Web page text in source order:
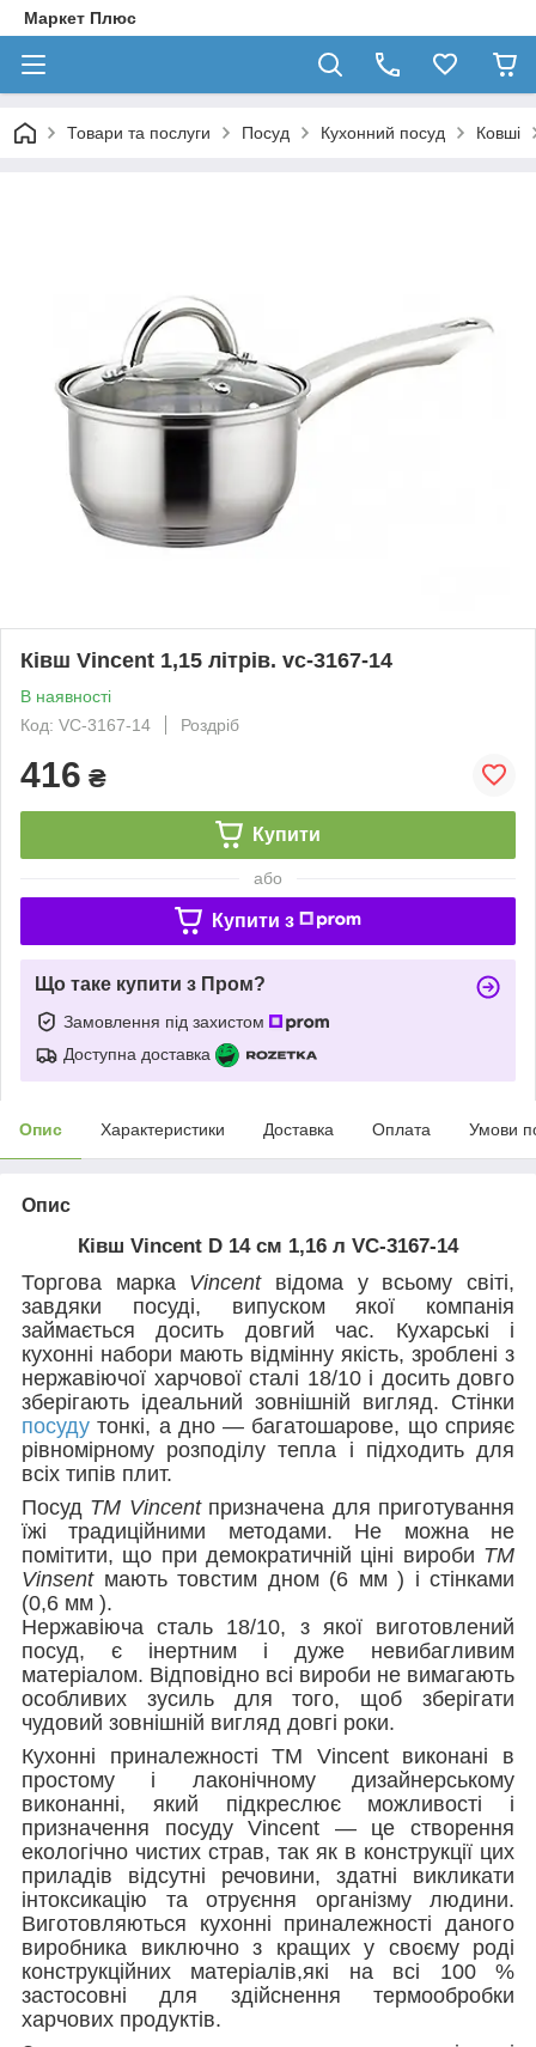
Маркет Плюс
Товари та послуги Посуд Кухонний посуд Ковші
Ківш Vincent 1,15 літрів. vc-3167-14
В наявності
Код: VC-3167-14
Роздріб
416 ₴
Купити
або
Купити з
Що таке купити з Пром?
Замовлення під захистом
Доступна доставка
Опис Характеристики Доставка Оплата Умови
Опис
Ківш Vincent D 14 см 1,16 л VC-3167-14
Торгова марка Vincentвідома у всьому світі,
завдяки посуді, випуском якої компанія
займається досить довгий час. Кухарські і
кухонні набори мають відмінну якість, зроблені з
нержавіючої харчової сталі 18/10 і досить довго
зберігають ідеальний зовнішній вигляд. Стінки
посуду тонкі, а дно — багатошарове, що сприяє
рівномірному розподілу тепла і підходить для
всіх типів плит.
Посуд ТМ Vincentпризначена для приготування
їжі традиційними методами. Не можна не
помітити, що при демократичній ціні вироби ТМ
Vinsentмають товстим дном (6 мм ) і стінками
(0,6 мм ).
Нержавіюча сталь 18/10, з якої виготовлений
посуд, є інертним і дуже невибагливим
матеріалом. Відповідно всі вироби не вимагають
особливих зусиль для того, щоб зберігати
чудовий зовнішній вигляд довгі роки.
Кухонні приналежності ТМ Vincent виконані в
простому і лаконічному дизайнерському
виконанні, який підкреслює можливості і
призначення посуду Vincent — це створення
екологічно чистих страв, так як в конструкції цих
приладів відсутні речовини, здатні викликати
інтоксикацію та отруєння організму людини.
Виготовляються кухонні приналежності даного
виробника виключно з кращих у своєму роді
конструкційних матеріалів,які на всі 100 %
застосовні для здійснення термообробки
харчових продуктів.